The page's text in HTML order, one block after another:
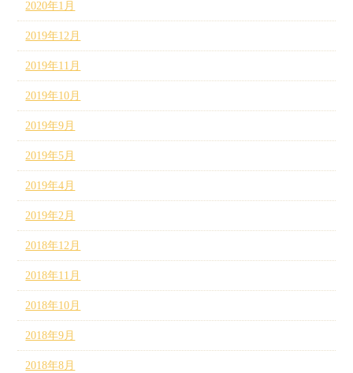
2020年1月
2019年12月
2019年11月
2019年10月
2019年9月
2019年5月
2019年4月
2019年2月
2018年12月
2018年11月
2018年10月
2018年9月
2018年8月